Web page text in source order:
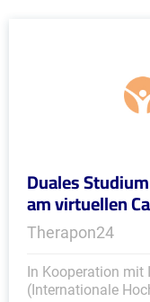
Duales
am virtuellen
Therapon24
In Kooperation mit
(Internationale